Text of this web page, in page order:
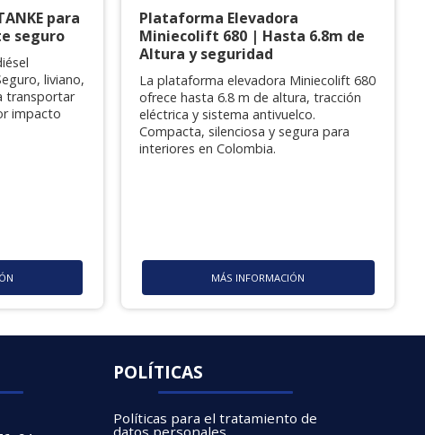
para
seguro
liviano,
transportar
impacto
Plataforma Elevadora
Miniecolift 680 | Hasta 6.8m de
Altura y seguridad
La plataforma elevadora Miniecolift 680
ofrece hasta 6.8 m de altura, tracción
eléctrica y sistema antivuelco.
Compacta, silenciosa y segura para
interiores en Colombia.
MÁS INFORMACIÓN
POLÍTICAS
Políticas para el tratamiento de